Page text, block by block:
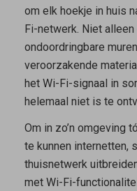
om elk hoekje in huis
Fi-netwerk. Niet
ondoordringbare
veroorzakende
het Wi-Fi-signaal in
helemaal niet is te
Om in zo’n omgeving
te kunnen internetten,
thuisnetwerk
met Wi-Fi-